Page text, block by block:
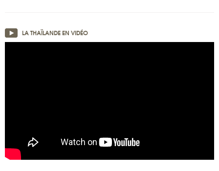
LA THAÏLANDE EN VIDÉO